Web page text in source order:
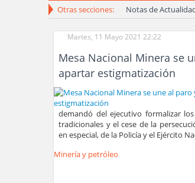
Otras secciones: Notas de
Martes, 11 Mayo 2021 22:22
Mesa Nacional Minera se
apartar estigmatización
demandó del ejecutivo formalizar
tradicionales y el cese de la
en especial, de la Policía y el Ejército
Minería y petróleo